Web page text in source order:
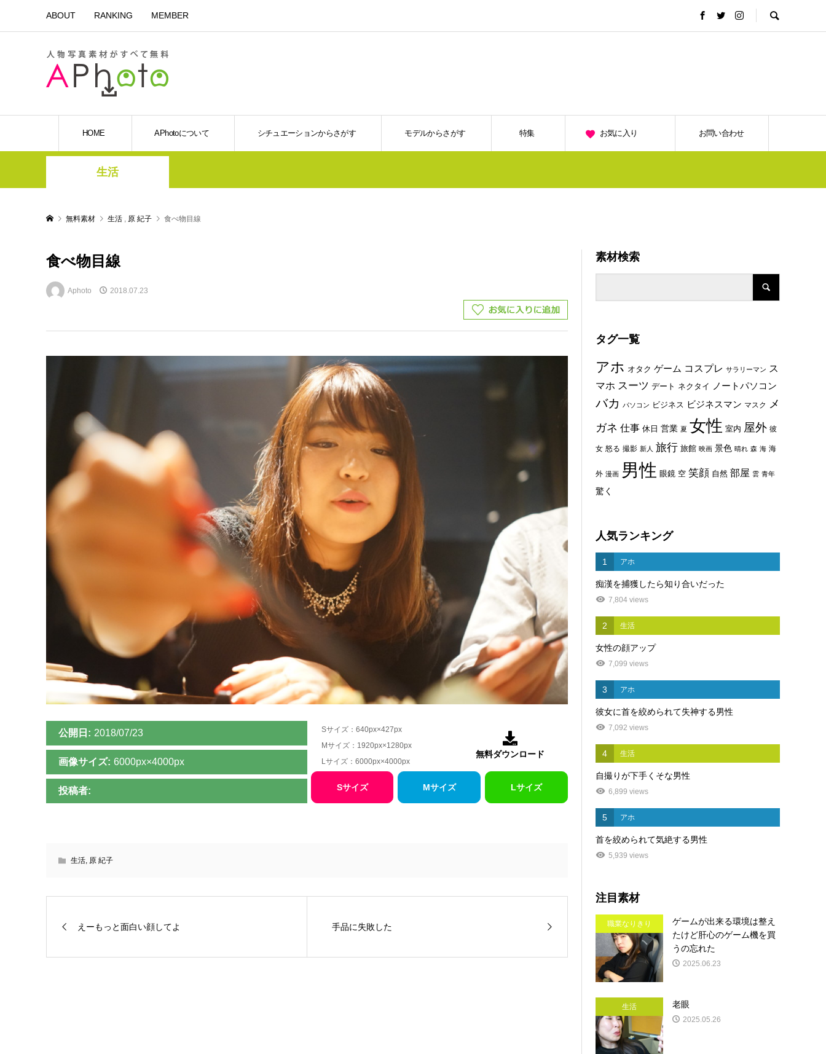
ABOUT RANKING MEMBER
HOME APhotoについて シチュエーションからさがす モデルからさがす 特集 お気に入り お問い合わせ
生活
無料素材 生活 , 原 紀子 食べ物目線
食べ物目線
Aphoto 2018.07.23
公開日: 2018/07/23
画像サイズ: 6000px×4000px
投稿者:
Sサイズ：640px×427px
Mサイズ：1920px×1280px
Lサイズ：6000px×4000px

無料ダウンロード
Sサイズ Mサイズ Lサイズ
生活, 原 紀子
えーもっと面白い顔してよ 手品に失敗した
素材検索
タグ一覧
アホ オタク ゲーム コスプレ サラリーマン ス
マホ スーツ デート ネクタイ ノートパソコン
バカ パソコン ビジネス ビジネスマン マスク メ
ガネ 仕事 休日 営業 夏 女性 室内 屋外 彼
女 怒る 撮影 新人 旅行 旅館 映画 景色 晴れ 森 海 海
外 漫画 男性 眼鏡 空 笑顔 自然 部屋 雲 青年
驚く
人気ランキング
1 アホ
痴漢を捕獲したら知り合いだった
7,804 views
2 生活
女性の顔アップ
7,099 views
3 アホ
彼女に首を絞められて失神する男性
7,092 views
4 生活
自撮りが下手くそな男性
6,899 views
5 アホ
首を絞められて気絶する男性
5,939 views
注目素材
職業なりきり
ゲームが出来る環境は整え
たけど肝心のゲーム機を買
うの忘れた
2025.06.23
生活 老眼
2025.05.26